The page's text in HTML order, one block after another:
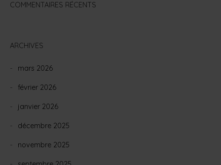
COMMENTAIRES RÉCENTS
ARCHIVES
mars 2026
février 2026
janvier 2026
décembre 2025
novembre 2025